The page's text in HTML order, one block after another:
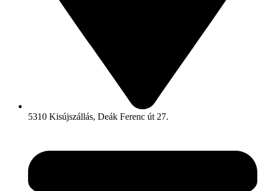
5310 Kisújszállás, Deák Ferenc út 27.